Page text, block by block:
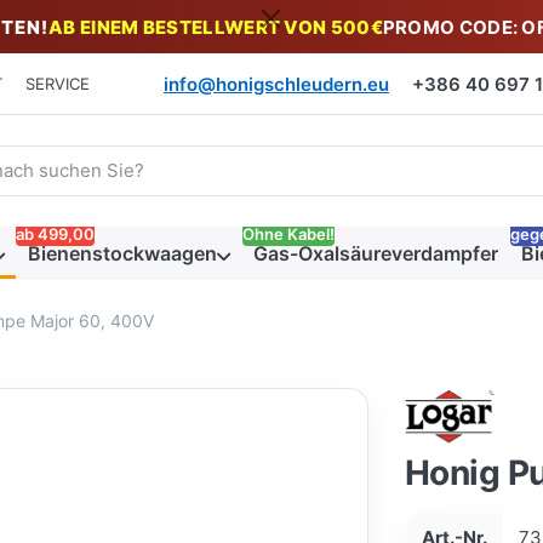
AB EINEM BESTELLWERT VON 500€PROMO CODE:
SERVICE info@honigschleudern.eu +386 40 697
Bienenstockwaagen
ab 499,00
Gas-Oxalsäureverdampfer
Ohne Kabel!
Major 60, 400V
Honig
Art.-Nr.